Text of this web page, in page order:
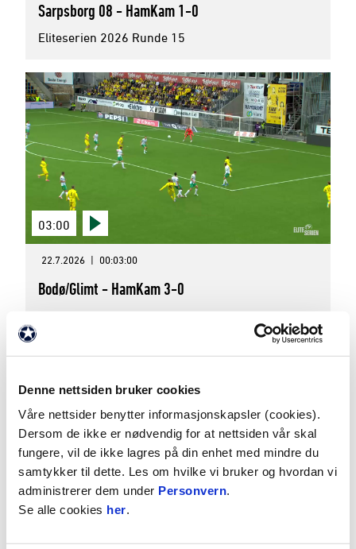
Denne nettsiden bruker cookies
Våre nettsider benytter informasjonskapsler (cookies).
Dersom de ikke er nødvendig for at nettsiden vår skal
fungere, vil de ikke lagres på din enhet med mindre du
samtykker til dette. Les om hvilke vi bruker og hvordan vi
administrerer dem under Personvern.
Se alle cookies her.
Sarpsborg 08 - HamKam 1-0
Eliteserien 2026 Runde 15
03:00
22.7.2026 | 00:03:00
Bodø/Glimt - HamKam 3-0
Eliteserien 2026 Runde 2
03:01